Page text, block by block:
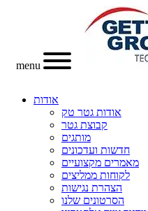
menu
אודות
אודות גטר טק
קבוצת גטר
מותגים
חדשות ועדכונים
מאמרים מקצועיים
לקוחות ממליצים
הצהרת נגישות
הסרטונים שלנו